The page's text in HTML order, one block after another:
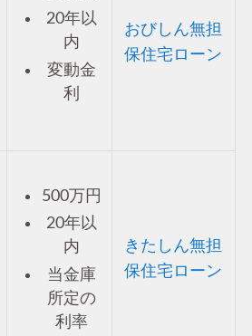
20年以
内
変動金
利
おびしん無担
保住宅ローン
500万円
20年以
内
当金庫
所定の
利率
きたしん無担
保住宅ローン